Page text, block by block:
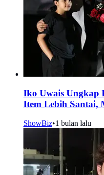
Iko Uwais Ungkap
Item Lebih Santai,
ShowBiz•1 bulan lalu